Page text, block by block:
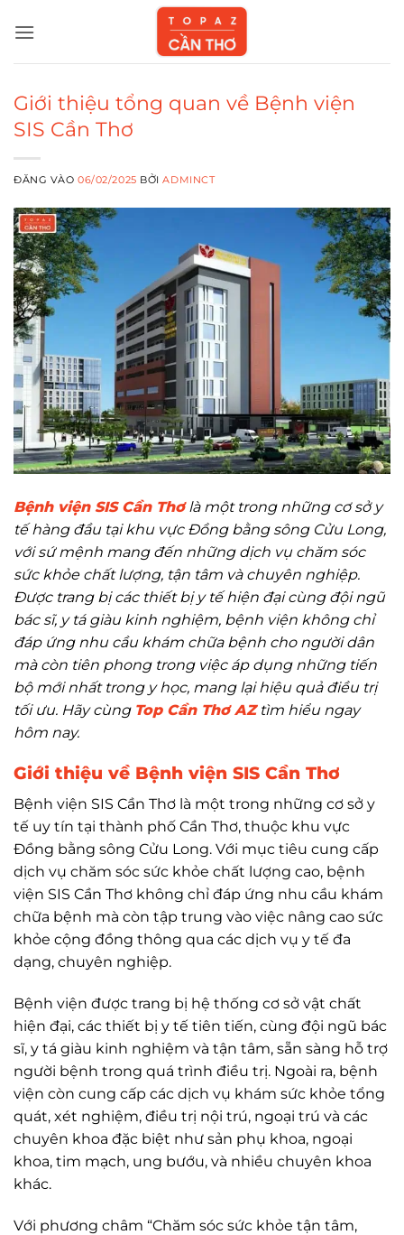
qua
Giới thiệu tổng quan về Bệnh viện
SIS Cần Thơ
ĐĂNG VÀO06/02/2025 BỞIADMINCT
Bệnh viện SIS Cần Thơlà một trong những cơ sở y
tế hàng đầu tại khu vực Đồng bằng sông Cửu Long,
với sứ mệnh mang đến những dịch vụ chăm sóc
sức khỏe chất lượng, tận tâm và chuyên nghiệp.
Được trang bị các thiết bị y tế hiện đại cùng đội ngũ
bác sĩ, y tá giàu kinh nghiệm, bệnh viện không chỉ
đáp ứng nhu cầu khám chữa bệnh cho người dân
mà còn tiên phong trong việc áp dụng những tiến
bộ mới nhất trong y học, mang lại hiệu quả điều trị
tối ưu. Hãy cùng Top Cần Thơ AZtìm hiểu ngay
hôm nay.
Giới thiệu về Bệnh viện SIS Cần Thơ
Bệnh viện SIS Cần Thơ là một trong những cơ sở y
tế uy tín tại thành phố Cần Thơ, thuộc khu vực
Đồng bằng sông Cửu Long. Với mục tiêu cung cấp
dịch vụ chăm sóc sức khỏe chất lượng cao, bệnh
viện SIS Cần Thơ không chỉ đáp ứng nhu cầu khám
chữa bệnh mà còn tập trung vào việc nâng cao sức
khỏe cộng đồng thông qua các dịch vụ y tế đa
dạng, chuyên nghiệp.
Bệnh viện được trang bị hệ thống cơ sở vật chất
hiện đại, các thiết bị y tế tiên tiến, cùng đội ngũ bác
sĩ, y tá giàu kinh nghiệm và tận tâm, sẵn sàng hỗ trợ
người bệnh trong quá trình điều trị. Ngoài ra, bệnh
viện còn cung cấp các dịch vụ khám sức khỏe tổng
quát, xét nghiệm, điều trị nội trú, ngoại trú và các
chuyên khoa đặc biệt như sản phụ khoa, ngoại
khoa, tim mạch, ung bướu, và nhiều chuyên khoa
khác.
Với phương châm “Chăm sóc sức khỏe tận tâm,